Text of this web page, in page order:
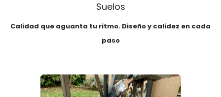
Suelos
Calidad que aguanta tu ritmo. Diseño y calidez en cada
paso